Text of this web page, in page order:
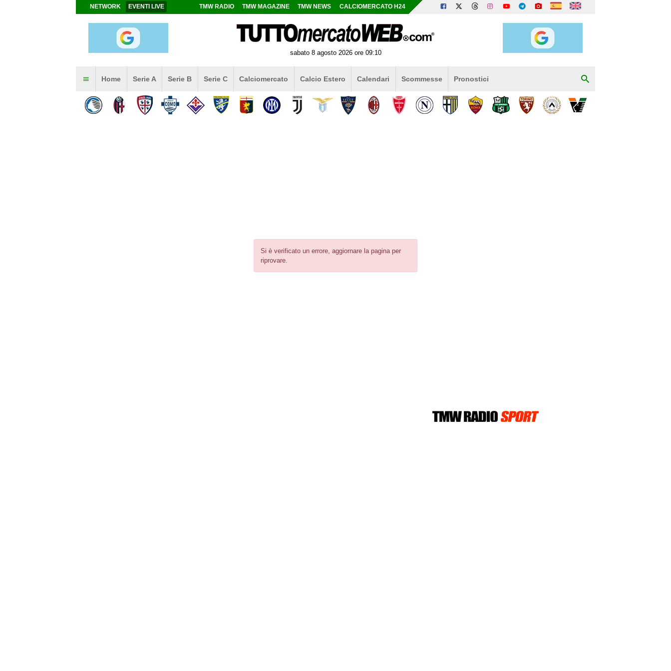
Si è verificato un errore, aggiornare la pagina per
riprovare.
NETWORK EVENTI LIVE TMW RADIO TMW MAGAZINE TMW NEWS CALCIOMERCATO H24
sabato 8 agosto 2026 ore 09:10
Home Serie A Serie B Serie C Calciomercato Calcio Estero Calendari Scommesse Pronostici